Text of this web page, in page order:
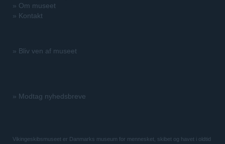
» Om museet
» Kontakt
» Bliv ven af museet
» Modtag nyhedsbreve
Vikingeskibsmuseet er Danmarks museum for mennesket, skibet og havet i oldtid